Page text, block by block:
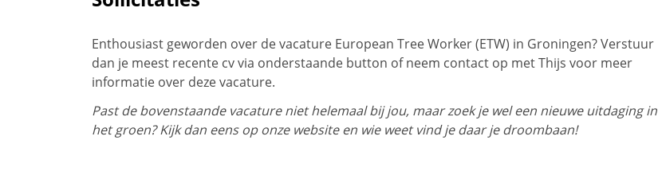
Enthousiast geworden over de vacature European Tree Worker (ETW) in Groningen? Verstuur
dan je meest recente cv via onderstaande button of neem contact op met Thijs voor meer
informatie over deze vacature.
Past de bovenstaande vacature niet helemaal bij jou, maar zoek je wel een nieuwe uitdaging in
het groen? Kijk dan eens op onze website en wie weet vind je daar je droombaan!